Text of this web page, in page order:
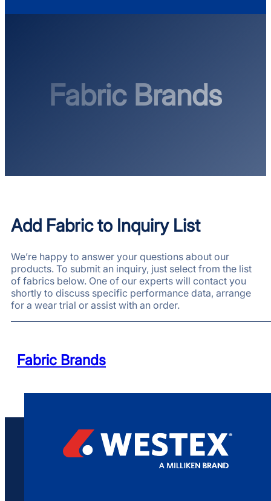
Fabric Brands
Add Fabric to Inquiry List
We’re happy to answer your questions about our
products. To submit an inquiry, just select from the list
of fabrics below. One of our experts will contact you
shortly to discuss specific performance data, arrange
for a wear trial or assist with an order.
Fabric Brands